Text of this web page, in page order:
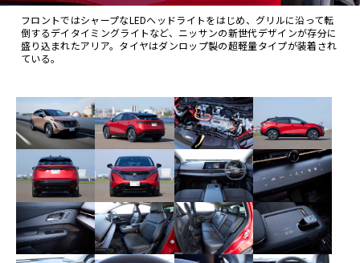
フロントではシャープなLEDヘッドライトをはじめ、グリルに沿って転
倒するデイタイミングライトなど、ニッサンの新世代デザインが存分に
盛り込まれたアリア。タイヤはダンロップ製の超軽量タイプが装着され
ている。